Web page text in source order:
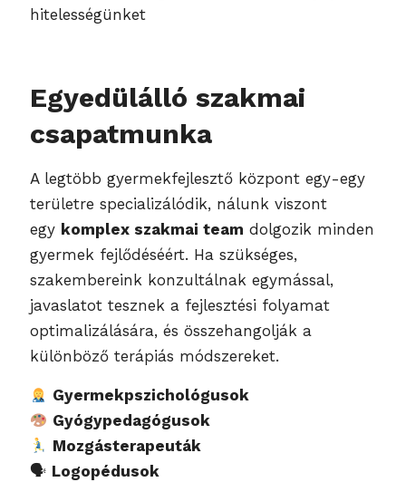
hitelességünket
Egyedülálló szakmai
csapatmunka
A legtöbb gyermekfejlesztő központ egy-egy
területre specializálódik, nálunk viszont
egy komplex szakmai team dolgozik minden
gyermek fejlődéséért. Ha szükséges,
szakembereink konzultálnak egymással,
javaslatot tesznek a fejlesztési folyamat
optimalizálására, és összehangolják a
különböző terápiás módszereket.
Gyermekpszichológusok
Gyógypedagógusok
Mozgásterapeuták
🗣 Logopédusok